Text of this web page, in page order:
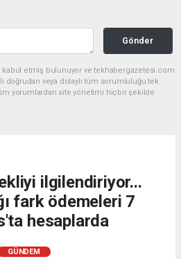
Gönder
kabul etmiş bulunuyor ve tekhabergazetesi.com
doğrudan veya dolaylı tüm sorumluluğu tek
yorumlardan site yönetimi hiçbir şekilde
ilgilendiriyor...
fark ödemeleri 7
hesaplarda
GÜNDEM